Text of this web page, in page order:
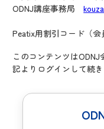
ODNJ講座事務局
Peatix用割引コード（会
このコンテンツは
記よりログインして続